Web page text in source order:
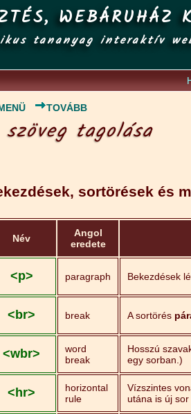
WEBÁRUHÁZ
tananyag interaktív
TOVÁBB
tagolása
sortörések és
Név
Angol
eredete
<p> paragraph Bekezdések
<br> break A sortörés
<wbr>
word
break
Hosszú
egy sorban.)
<hr>
horizontal
rule
Vízszintes
utána is új sor